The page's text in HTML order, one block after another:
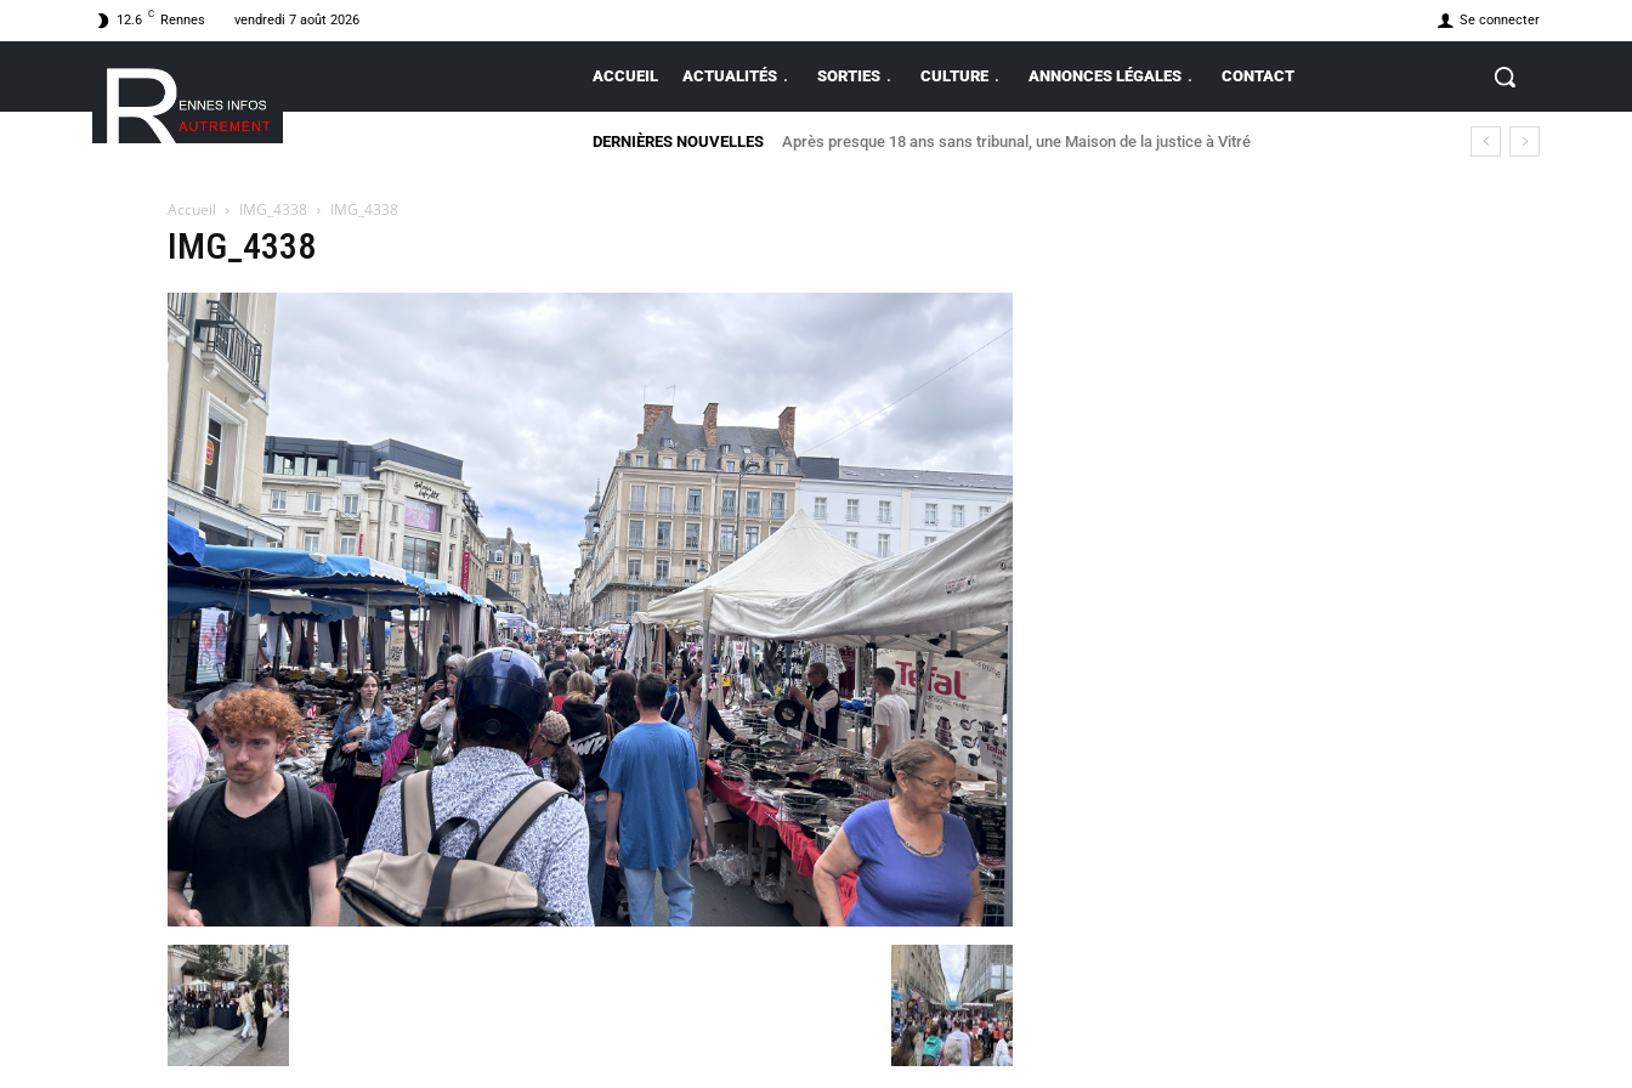
12.6 C Rennes vendredi 7 août 2026 Se connecter
ACCUEIL ACTUALITÉS SORTIES CULTURE ANNONCES LÉGALES CONTACT
DERNIÈRES NOUVELLES Après presque 18 ans sans tribunal, une Maison de la justice à Vitré
Accueil IMG_4338 IMG_4338
IMG_4338